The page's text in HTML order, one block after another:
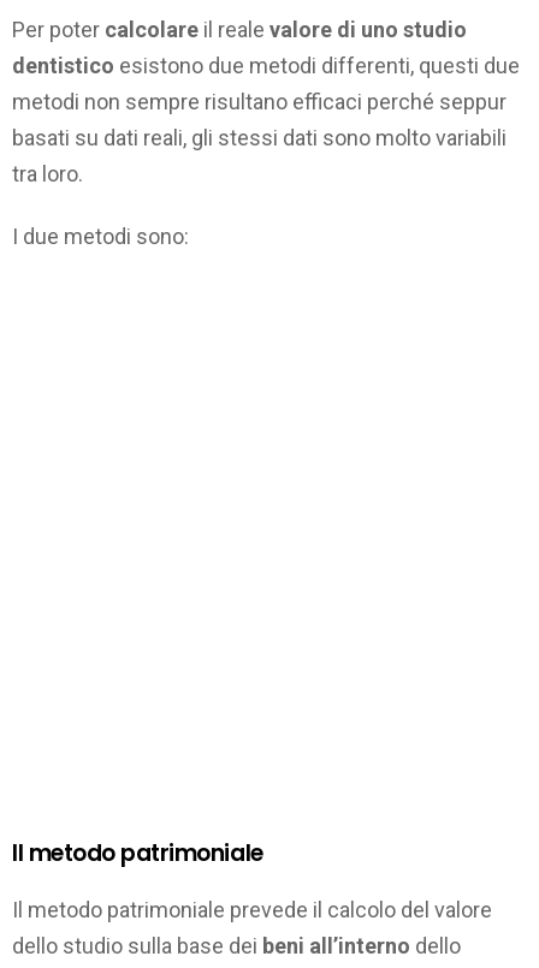
Per poter calcolare il reale valore di uno studio
dentistico esistono due metodi differenti, questi due
metodi non sempre risultano efficaci perché seppur
basati su dati reali, gli stessi dati sono molto variabili
tra loro.
I due metodi sono:
Il metodo patrimoniale
Il metodo patrimoniale prevede il calcolo del valore
dello studio sulla base dei beni all’interno dello